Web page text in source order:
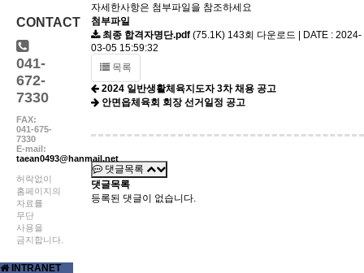
자세한사항은 첨부파일을 참조하세요
첨부파일
최종 합격자명단.pdf (75.1K) 143회 다운로드 | DATE : 2024-
03-05 15:59:32
목록
2024 일반생활체육지도자 3차 채용 공고
안면읍체육회 회장 선거일정 공고
댓글목록
댓글목록
등록된 댓글이 없습니다.
CONTACT
041-
672-
7330
FAX:
041-675-
7330
E-mail:
taean0493@hanmail.net
허락없이
홈페이지의
자료를
무단
사용을
금지합니다.
INTRANET